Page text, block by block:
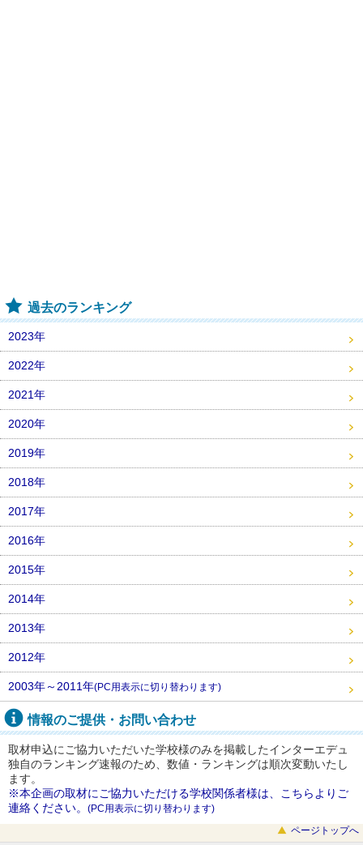
過去のランキング
2023年
2022年
2021年
2020年
2019年
2018年
2017年
2016年
2015年
2014年
2013年
2012年
2003年～2011年(PC用表示に切り替わります)
情報のご提供・お問い合わせ
取材申込にご協力いただいた学校様のみを掲載したインターエデュ
独自のランキング速報のため、数値・ランキングは順次変動いたし
ます。
※本企画の取材にご協力いただける学校関係者様は、こちらよりご
連絡ください。 (PC用表示に切り替わります)
ページトップへ